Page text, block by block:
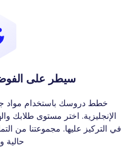
سيطر على
خطط دروسك باستخدام مواد
الإنجليزية. اختر مستوى طلابك
في التركيز عليها. مجموعتنا من
حالية